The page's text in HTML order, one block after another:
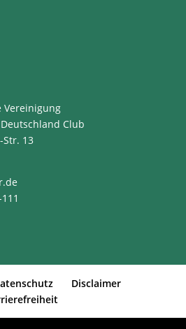
Vereinigung
Club
Str. 13
Disclaimer